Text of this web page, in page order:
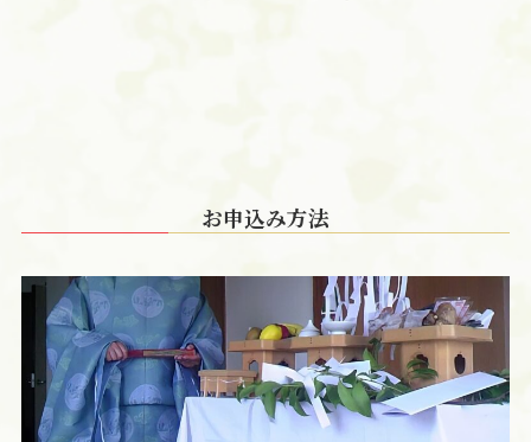
お申込み方法